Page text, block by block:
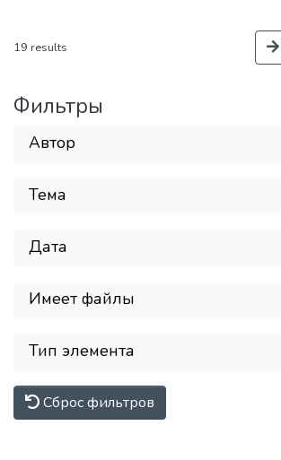
19 results
Фильтры
Автор
Тема
Дата
Имеет файлы
Тип элемента
Сброс фильтров